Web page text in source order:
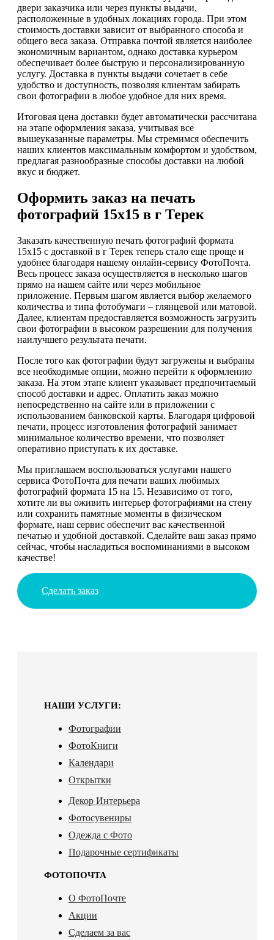
двери заказчика или через пункты выдачи,
расположенные в удобных локациях города. При этом
стоимость доставки зависит от выбранного способа и
общего веса заказа. Отправка почтой является наиболее
экономичным вариантом, однако доставка курьером
обеспечивает более быструю и персонализированную
услугу. Доставка в пункты выдачи сочетает в себе
удобство и доступность, позволяя клиентам забирать
свои фотографии в любое удобное для них время.
Итоговая цена доставки будет автоматически рассчитана
на этапе оформления заказа, учитывая все
вышеуказанные параметры. Мы стремимся обеспечить
наших клиентов максимальным комфортом и удобством,
предлагая разнообразные способы доставки на любой
вкус и бюджет.
Оформить заказ на печать
фотографий 15х15 в г Терек
Заказать качественную печать фотографий формата
15x15 с доставкой в г Терек теперь стало еще проще и
удобнее благодаря нашему онлайн-сервису ФотоПочта.
Весь процесс заказа осуществляется в несколько шагов
прямо на нашем сайте или через мобильное
приложение. Первым шагом является выбор желаемого
количества и типа фотобумаги – глянцевой или матовой.
Далее, клиентам предоставляется возможность загрузить
свои фотографии в высоком разрешении для получения
наилучшего результата печати.
После того как фотографии будут загружены и выбраны
все необходимые опции, можно перейти к оформлению
заказа. На этом этапе клиент указывает предпочитаемый
способ доставки и адрес. Оплатить заказ можно
непосредственно на сайте или в приложении с
использованием банковской карты. Благодаря цифровой
печати, процесс изготовления фотографий занимает
минимальное количество времени, что позволяет
оперативно приступать к их доставке.
Мы приглашаем воспользоваться услугами нашего
сервиса ФотоПочта для печати ваших любимых
фотографий формата 15 на 15. Независимо от того,
хотите ли вы оживить интерьер фотографиями на стену
или сохранить памятные моменты в физическом
формате, наш сервис обеспечит вас качественной
печатью и удобной доставкой. Сделайте ваш заказ прямо
сейчас, чтобы насладиться воспоминаниями в высоком
качестве!
Сделать заказ
НАШИ УСЛУГИ:
Фотографии
ФотоКниги
Календари
Открытки
Декор Интерьера
Фотосувениры
Одежда с Фото
Подарочные сертификаты
ФОТОПОЧТА
О ФотоПочте
Акции
Сделаем за вас